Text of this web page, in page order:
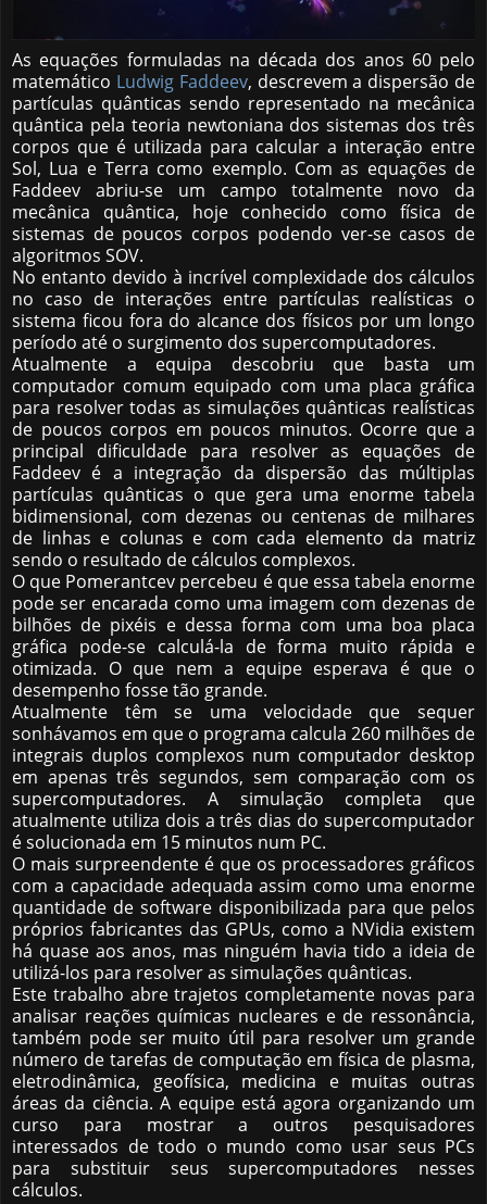
As equações formuladas na década dos anos 60 pelo
matemático Ludwig Faddeev, descrevem a dispersão de
partículas quânticas sendo representado na mecânica
quântica pela teoria newtoniana dos sistemas dos três
corpos que é utilizada para calcular a interação entre
Sol, Lua e Terra como exemplo. Com as equações de
Faddeev abriu-se um campo totalmente novo da
mecânica quântica, hoje conhecido como física de
sistemas de poucos corpos podendo ver-se casos de
algoritmos SOV.
No entanto devido à incrível complexidade dos cálculos
no caso de interações entre partículas realísticas o
sistema ficou fora do alcance dos físicos por um longo
período até o surgimento dos supercomputadores.
Atualmente a equipa descobriu que basta um
computador comum equipado com uma placa gráfica
para resolver todas as simulações quânticas realísticas
de poucos corpos em poucos minutos. Ocorre que a
principal dificuldade para resolver as equações de
Faddeev é a integração da dispersão das múltiplas
partículas quânticas o que gera uma enorme tabela
bidimensional, com dezenas ou centenas de milhares
de linhas e colunas e com cada elemento da matriz
sendo o resultado de cálculos complexos.
O que Pomerantcev percebeu é que essa tabela enorme
pode ser encarada como uma imagem com dezenas de
bilhões de pixéis e dessa forma com uma boa placa
gráfica pode-se calculá-la de forma muito rápida e
otimizada. O que nem a equipe esperava é que o
desempenho fosse tão grande.
Atualmente têm se uma velocidade que sequer
sonhávamos em que o programa calcula 260 milhões de
integrais duplos complexos num computador desktop
em apenas três segundos, sem comparação com os
supercomputadores. A simulação completa que
atualmente utiliza dois a três dias do supercomputador
é solucionada em 15 minutos num PC.
O mais surpreendente é que os processadores gráficos
com a capacidade adequada assim como uma enorme
quantidade de software disponibilizada para que pelos
próprios fabricantes das GPUs, como a NVidia existem
há quase aos anos, mas ninguém havia tido a ideia de
utilizá-los para resolver as simulações quânticas.
Este trabalho abre trajetos completamente novas para
analisar reações químicas nucleares e de ressonância,
também pode ser muito útil para resolver um grande
número de tarefas de computação em física de plasma,
eletrodinâmica, geofísica, medicina e muitas outras
áreas da ciência. A equipe está agora organizando um
curso para mostrar a outros pesquisadores
interessados de todo o mundo como usar seus PCs
para substituir seus supercomputadores nesses
cálculos.